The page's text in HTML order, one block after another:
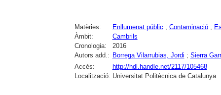
Matèries: Enllumenat públic ; Contaminació;
Àmbit:
Cambrils
Cronologia:
2016
Autors add.: Borrega Vilarrubias, Jordi ; Sierra
Accés:
http://hdl.handle.net/2117/105468
Localització: Universitat Politècnica de Catalunya